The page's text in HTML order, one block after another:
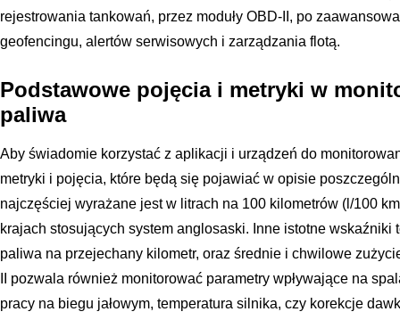
rejestrowania tankowań, przez moduły OBD-II, po
geofencingu, alertów serwisowych i zarządzania flotą.
Podstawowe pojęcia i metryki w
paliwa
Aby świadomie korzystać z aplikacji i urządzeń do
metryki i pojęcia, które będą się pojawiać w opisie
najczęściej wyrażane jest w litrach na 100 kilometrów (l/100
krajach stosujących system anglosaski. Inne istotne wskaźniki
paliwa na przejechany kilometr, oraz średnie i chwilowe
II pozwala również monitorować parametry wpływające na
pracy na biegu jałowym, temperatura silnika, czy korekcje